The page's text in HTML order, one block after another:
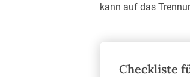
kann auf das
Checkliste